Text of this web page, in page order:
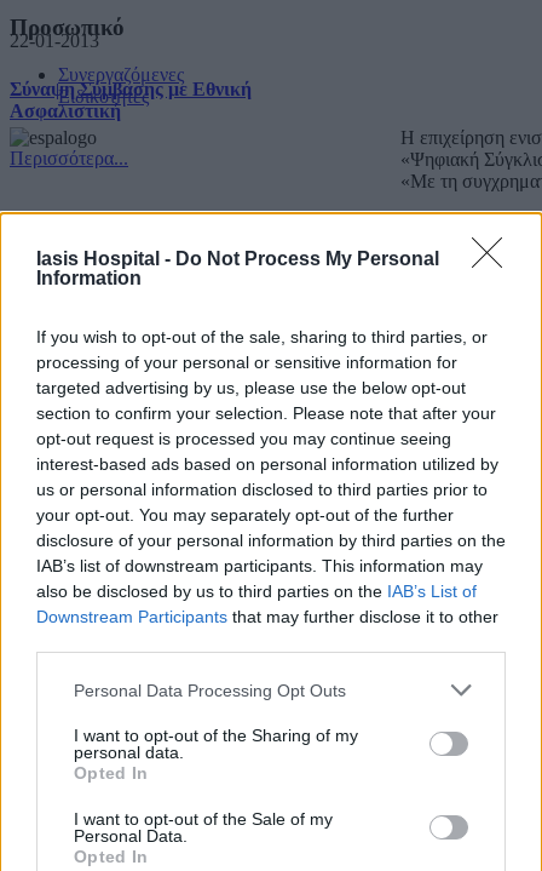
Iasis Hospital - Do Not Process My Personal
Information
If you wish to opt-out of the sale, sharing to third parties, or
processing of your personal or sensitive information for
targeted advertising by us, please use the below opt-out
section to confirm your selection. Please note that after your
opt-out request is processed you may continue seeing
interest-based ads based on personal information utilized by
us or personal information disclosed to third parties prior to
your opt-out. You may separately opt-out of the further
disclosure of your personal information by third parties on the
IAB’s list of downstream participants. This information may
also be disclosed by us to third parties on the IAB’s List of
Downstream Participants that may further disclose it to other
Personal Data Processing Opt Outs
I want to opt-out of the Sharing of my
personal data.
Opted In
I want to opt-out of the Sale of my
Personal Data.
Opted In
22-01-2013
Σύναψη Σύμβασης με Εθνική
Ασφαλιστική
Περισσότερα...
Προσωπικό
Συνεργαζόμενες
Ειδικότητες
Η επιχείρηση
«Ψηφιακή
«Με τη